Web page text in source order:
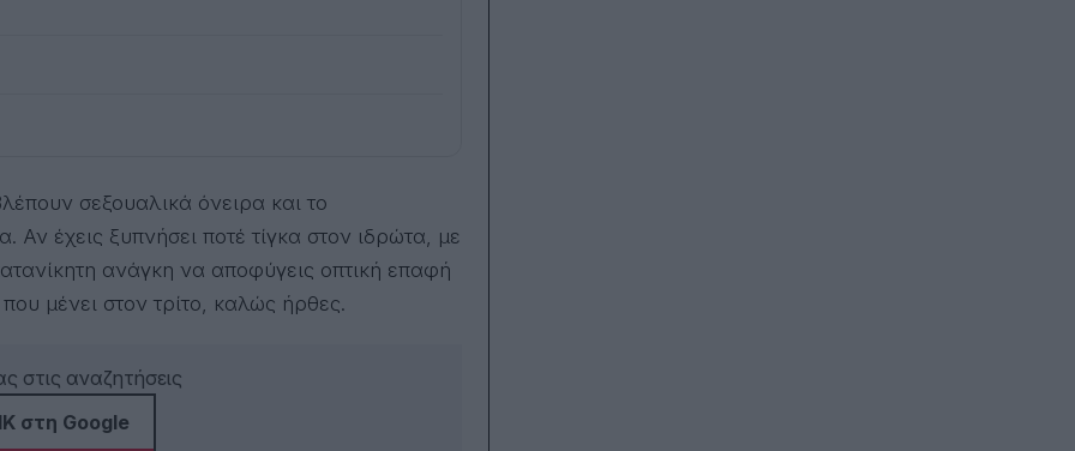
Αν έχεις ξυπνήσει ποτέ τίγκα στον ιδρώτα, με
ανάγκη να αποφύγεις οπτική επαφή
μένει στον τρίτο, καλώς ήρθες.
στις αναζητήσεις
στη Google